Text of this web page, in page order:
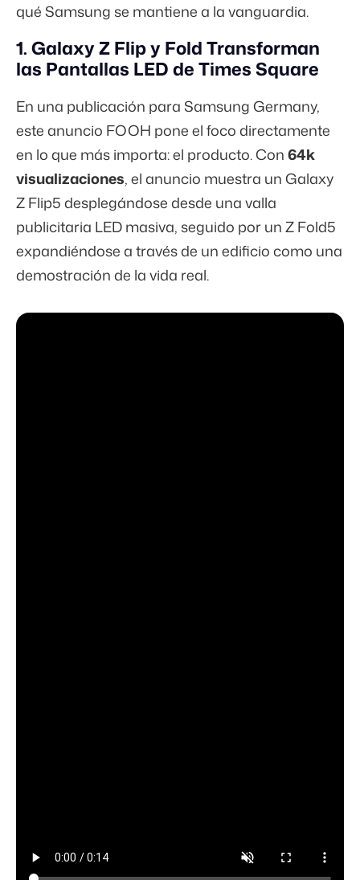
qué Samsung se mantiene a la vanguardia.
1. Galaxy Z Flip y Fold Transforman
las Pantallas LED de Times Square
En una publicación para Samsung Germany,
este anuncio FOOH pone el foco directamente
en lo que más importa: el producto. Con64k
visualizaciones, el anuncio muestra un Galaxy
Z Flip5 desplegándose desde una valla
publicitaria LED masiva, seguido por un Z Fold5
expandiéndose a través de un edificio como una
demostración de la vida real.